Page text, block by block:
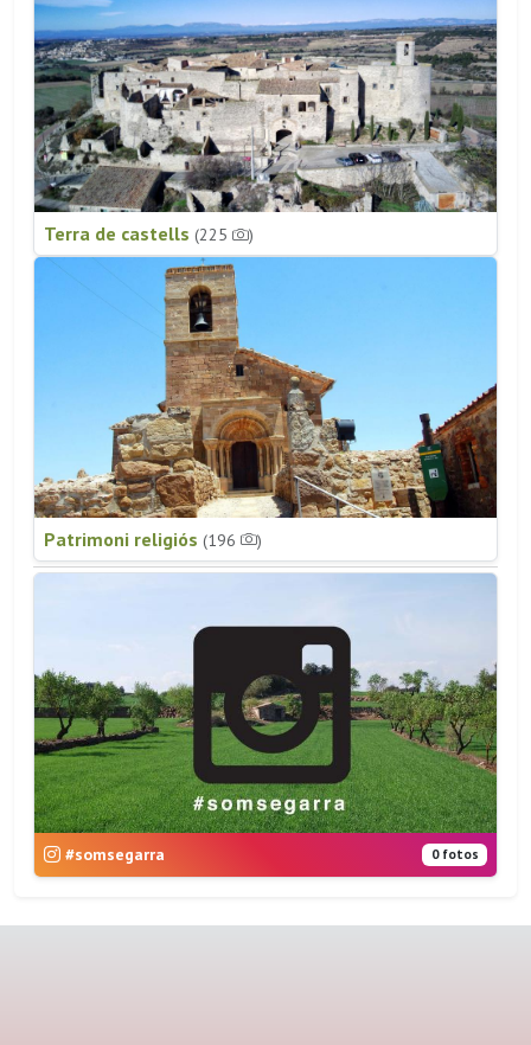
Terra de castells (225 )
Patrimoni religiós (196 )
#somsegarra 0 fotos